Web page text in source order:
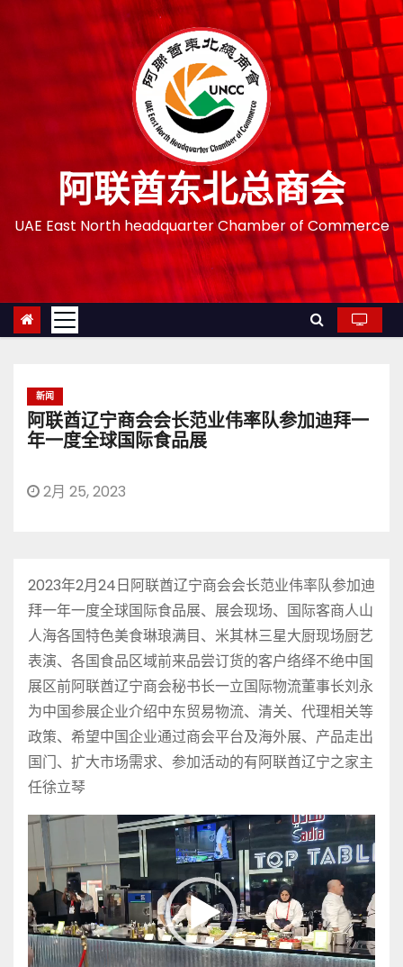
阿联酋东北总商会
UAE East North headquarter Chamber of Commerce
新闻
阿联酋辽宁商会会长范业伟率队参加迪拜一
年一度全球国际食品展
2月 25, 2023
2023年2月24日阿联酋辽宁商会会长范业伟率队参加迪
拜一年一度全球国际食品展、展会现场、国际客商人山
人海各国特色美食琳琅满目、米其林三星大厨现场厨艺
表演、各国食品区域前来品尝订货的客户络绎不绝中国
展区前阿联酋辽宁商会秘书长一立国际物流董事长刘永
为中国参展企业介绍中东贸易物流、清关、代理相关等
政策、希望中国企业通过商会平台及海外展、产品走出
国门、扩大市场需求、参加活动的有阿联酋辽宁之家主
任徐立琴
视
播
放
器